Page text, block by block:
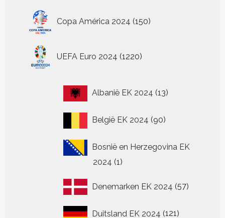
Copa América 2024 150
producten
UEFA Euro 2024 1220
producten
Albanië EK 2024 1313
België EK 2024 9090
Bosnië en Herzegovina EK
2024 11
Denemarken EK 2024 5757
Duitsland EK 2024 121121